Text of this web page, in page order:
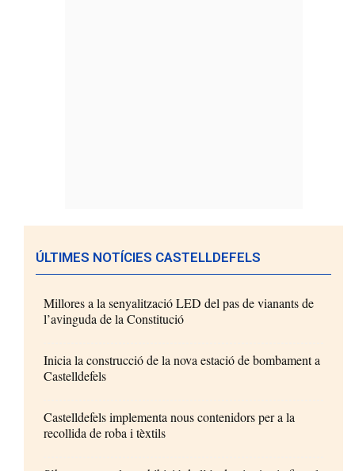
ÚLTIMES NOTÍCIES CASTELLDEFELS
Millores a la senyalització LED del pas de vianants de
l’avinguda de la Constitució
Inicia la construcció de la nova estació de bombament a
Castelldefels
Castelldefels implementa nous contenidors per a la
recollida de roba i tèxtils